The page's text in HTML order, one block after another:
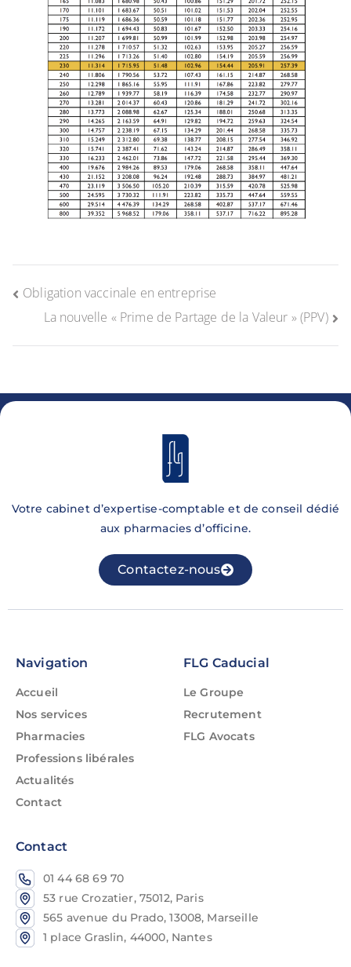
Obligation vaccinale en entreprise
La nouvelle « Prime de Partage de la Valeur » (PPV)
Votre cabinet d’expertise-comptable et de conseil dédié
aux pharmacies d’officine.
Contactez-nous
Navigation
Accueil
Nos services
Pharmacies
Professions libérales
Actualités
Contact
FLG Caducial
Le Groupe
Recrutement
FLG Avocats
Contact
01 44 68 69 70
53 rue Crozatier, 75012, Paris
565 avenue du Prado, 13008, Marseille
1 place Graslin, 44000, Nantes